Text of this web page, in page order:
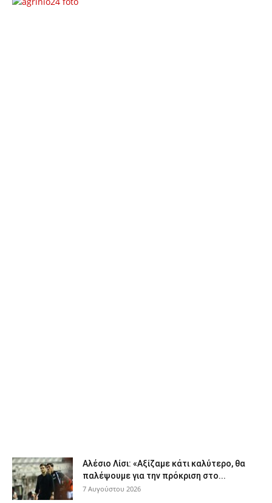
Αλέσιο Λίσι: «Αξίζαμε κάτι καλύτερο, θα
παλέψουμε για την πρόκριση στο...
7 Αυγούστου 2026